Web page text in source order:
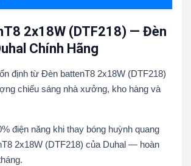
2x18W (DTF218) — Đèn
Chính Hãng
định từ Đèn battenT8 2x18W (DTF218)
chiếu sáng nhà xưởng, kho hàng và
điện năng khi thay bóng huỳnh quang
2x18W (DTF218) của Duhal — hoàn